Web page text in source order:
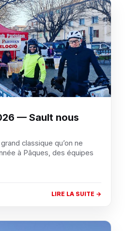
— Sault nous
classique qu’on ne
à Pâques, des équipes
LIRE LA SUITE →